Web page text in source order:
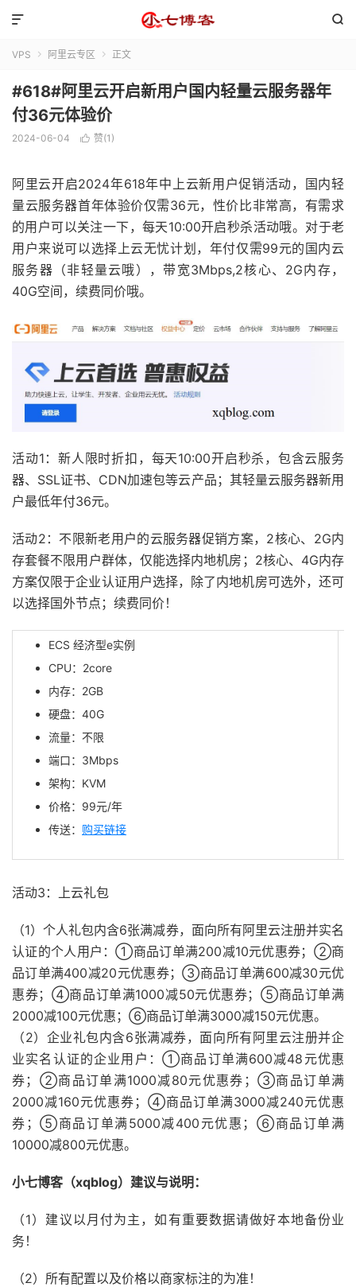


VPS  阿里云专区  正文
#618#阿里云开启新用户国内轻量云服务器年
付36元体验价
2024-06-04  赞(1 )
阿里云开启2024年618年中上云新用户促销活动，国内轻
量云服务器首年体验价仅需36元，性价比非常高，有需求
的用户可以关注一下，每天10:00开启秒杀活动哦。对于老
用户来说可以选择上云无忧计划，年付仅需99元的国内云
服务器（非轻量云哦），带宽3Mbps,2核心、2G内存，
40G空间，续费同价哦。
活动1：新人限时折扣，每天10:00开启秒杀，包含云服务
器、SSL证书、CDN加速包等云产品；其轻量云服务器新用
户最低年付36元。
活动2：不限新老用户的云服务器促销方案，2核心、2G内
存套餐不限用户群体，仅能选择内地机房；2核心、4G内存
方案仅限于企业认证用户选择，除了内地机房可选外，还可
以选择国外节点；续费同价！
ECS 经济型e实例
CPU：2core
内存：2GB
硬盘：40G
流量：不限
端口：3Mbps
架构：KVM
价格：99元/年
传送： 购买链接
活动3：上云礼包
（1）个人礼包内含6张满减券，面向所有阿里云注册并实名
认证的个人用户：①商品订单满200减10元优惠券；②商
品订单满400减20元优惠券；③商品订单满600减30元优
惠券；④商品订单满1000减50元优惠券；⑤商品订单满
2000减100元优惠；⑥商品订单满3000减150元优惠。
（2）企业礼包内含6张满减券，面向所有阿里云注册并企
业实名认证的企业用户：①商品订单满600减48元优惠
券；②商品订单满1000减80元优惠券；③商品订单满
2000减160元优惠券；④商品订单满3000减240元优惠
券；⑤商品订单满5000减400元优惠；⑥商品订单满
10000减800元优惠。
小七博客（xqblog）建议与说明：
（1）建议以月付为主，如有重要数据请做好本地备份业
务！
（2）所有配置以及价格以商家标注的为准！